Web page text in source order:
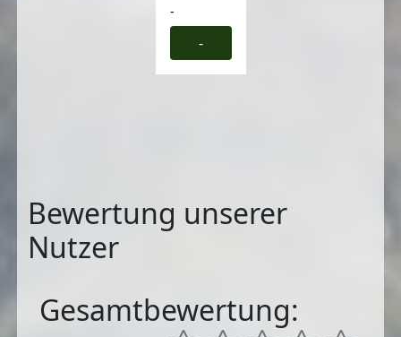
-
-
Bewertung unserer
Nutzer
Gesamtbewertung: